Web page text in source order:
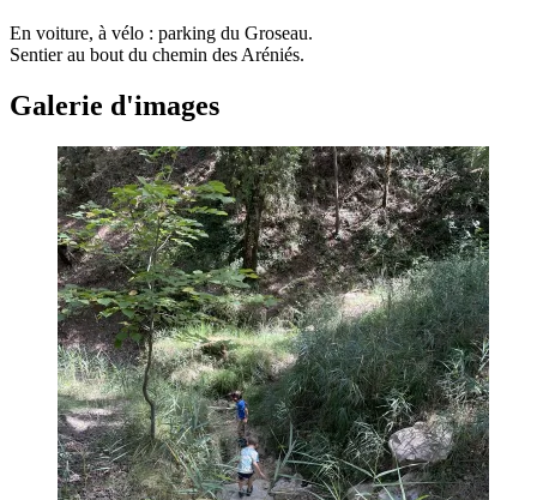
En voiture, à vélo : parking du Groseau.
Sentier au bout du chemin des Aréniés.
Galerie d'images